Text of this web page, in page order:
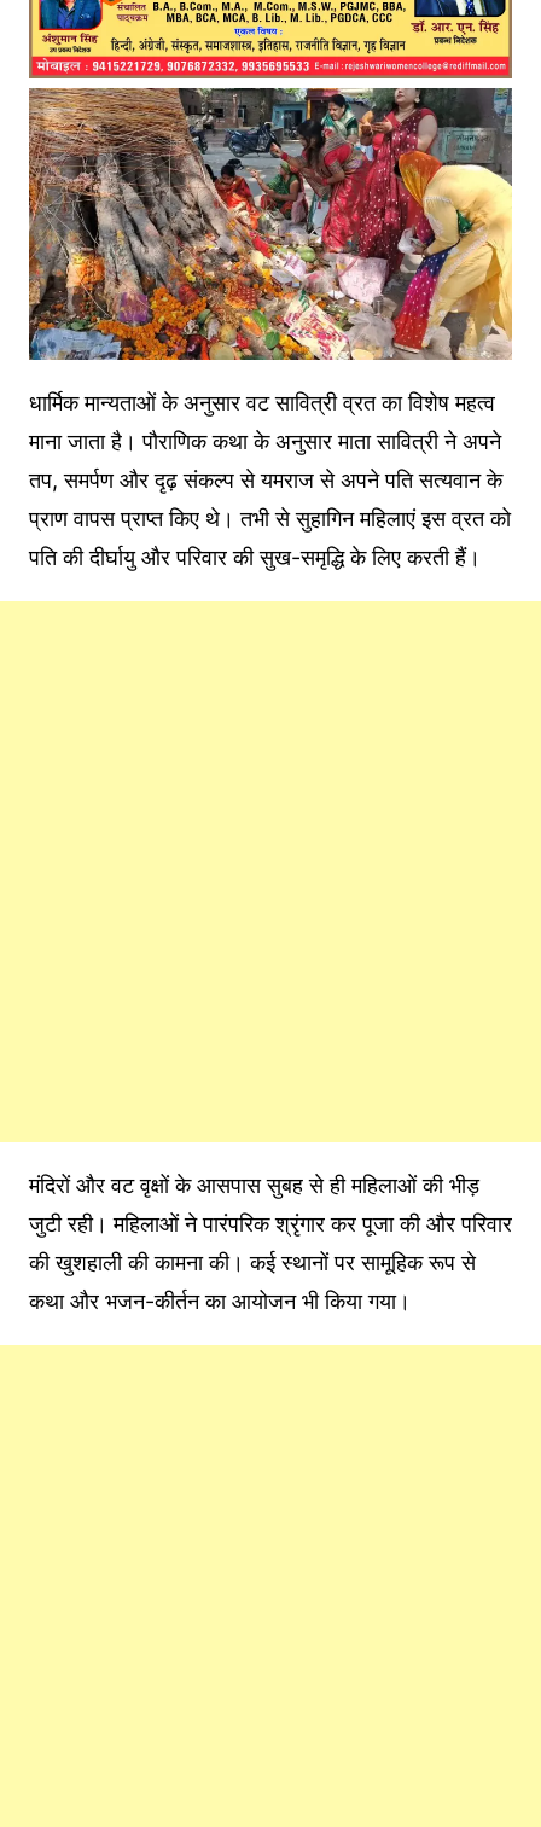
धार्मिक मान्यताओं के अनुसार वट सावित्री व्रत का विशेष महत्व
माना जाता है। पौराणिक कथा के अनुसार माता सावित्री ने अपने
तप, समर्पण और दृढ़ संकल्प से यमराज से अपने पति सत्यवान के
प्राण वापस प्राप्त किए थे। तभी से सुहागिन महिलाएं इस व्रत को
पति की दीर्घायु और परिवार की सुख-समृद्धि के लिए करती हैं।
मंदिरों और वट वृक्षों के आसपास सुबह से ही महिलाओं की भीड़
जुटी रही। महिलाओं ने पारंपरिक श्रृंगार कर पूजा की और परिवार
की खुशहाली की कामना की। कई स्थानों पर सामूहिक रूप से
कथा और भजन-कीर्तन का आयोजन भी किया गया।